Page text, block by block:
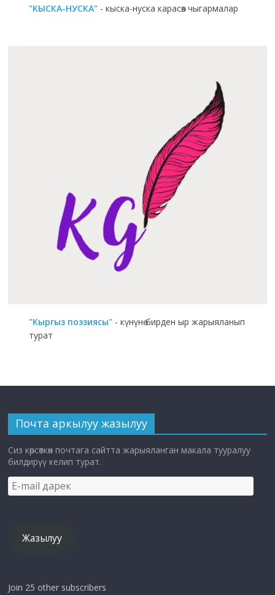
"КЫСКА-НУСКА" - кыска-нуска карасөз чыгармалар
"Кыргыз поэзиясы" - күнүнө бирден ыр жарыяланып
турат
Почта аркылуу жазылуу
Сиз көрсөткөн почтага сайтта жарыяланган макала тууралуу
билдирүү келип турат.
E-
mail
Жазылуу
Join 25 other subscribers